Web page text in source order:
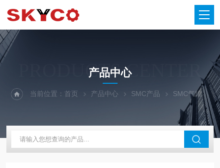
PRODUCTS CENTER
产品中心
当前位置：首页 产品中心 SMC产品 SMC气罐